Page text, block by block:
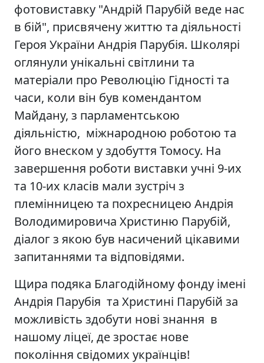
фотовиставку "Андрій Парубій веде нас
в бій", присвячену життю та діяльності
Героя України Андрія Парубія. Школярі
оглянули унікальні світлини та
матеріали про Революцію Гідності та
часи, коли він був комендантом
Майдану, з парламентською
діяльністю, міжнародною роботою та
його внеском у здобуття Томосу. На
завершення роботи виставки учні 9-их
та 10-их класів мали зустріч з
племінницею та похресницею Андрія
Володимировича Христиню Парубій,
діалог з якою був насичений цікавими
запитаннями та відповідями.
Щира подяка Благодійному фонду імені
Андрія Парубія та Христині Парубій за
можливість здобути нові знання в
нашому ліцеї, де зростає нове
покоління свідомих українців!